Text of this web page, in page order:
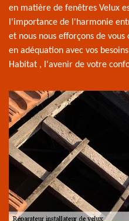
en matière de fenêtres Velux
l'importance de l'harmonie
et nous nous efforçons de
en adéquation avec vos
Habitat , l'avenir de votre